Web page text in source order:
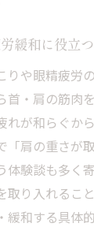
緩和に役立
や眼精疲労
首・肩の筋肉
れが和らぐか
「肩の重さが
体験談も多く
取り入れるこ
緩和する具体